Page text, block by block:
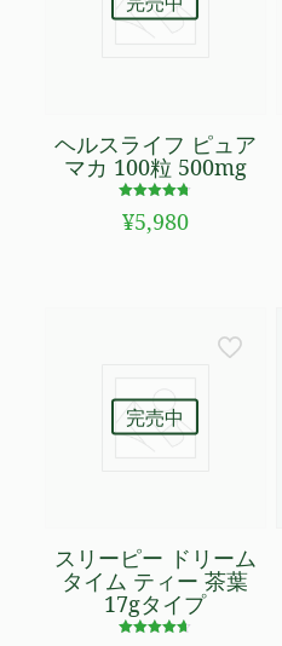
ヘルスライフ ピュア
マカ 100粒 500mg
4.74
の評価
¥5,980
完売中
スリーピー ドリーム
タイム ティー 茶葉
17gタイプ